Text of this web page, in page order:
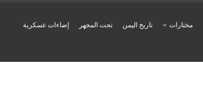
مختارات تاريخ اليمن تحت المجهر إضاءات عسكرية